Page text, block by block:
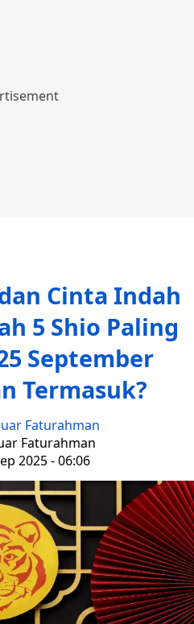
Cinta Indah
5 Shio Paling
September
Termasuk?
Faturahman
Faturahman
2025 - 06:06